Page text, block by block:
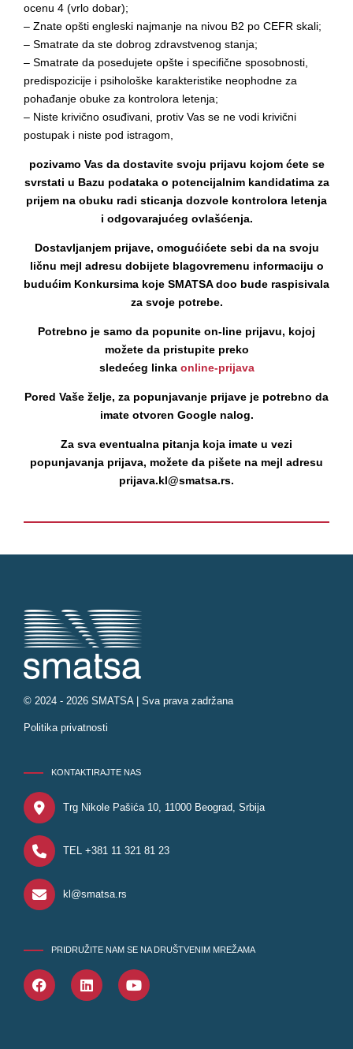
ocenu 4 (vrlo dobar);
– Znate opšti engleski najmanje na nivou B2 po CEFR skali;
– Smatrate da ste dobrog zdravstvenog stanja;
– Smatrate da posedujete opšte i specifične sposobnosti,
predispozicije i psihološke karakteristike neophodne za
pohađanje obuke za kontrolora letenja;
– Niste krivično osuđivani, protiv Vas se ne vodi krivični
postupak i niste pod istragom,
pozivamo Vas da dostavite svoju prijavu kojom ćete se
svrstati u Bazu podataka o potencijalnim kandidatima za
prijem na obuku radi sticanja dozvole kontrolora letenja
i odgovarajućeg ovlašćenja.
Dostavljanjem prijave, omogućićete sebi da na svoju
ličnu mejl adresu dobijete blagovremenu informaciju o
budućim Konkursima koje SMATSA doo bude raspisivala
za svoje potrebe.
Potrebno je samo da popunite on-line prijavu, kojoj
možete da pristupite preko
sledećeg linka online-prijava
Pored Vaše želje, za popunjavanje prijave je potrebno da
imate otvoren Google nalog.
Za sva eventualna pitanja koja imate u vezi
popunjavanja prijava, možete da pišete na mejl adresu
prijava.kl@smatsa.rs.
© 2024 - 2026 SMATSA | Sva prava zadržana
Politika privatnosti
KONTAKTIRAJTE NAS
Trg Nikole Pašića 10, 11000 Beograd, Srbija
TEL +381 11 321 81 23
kl@smatsa.rs
PRIDRUŽITE NAM SE NA DRUŠTVENIM MREŽAMA